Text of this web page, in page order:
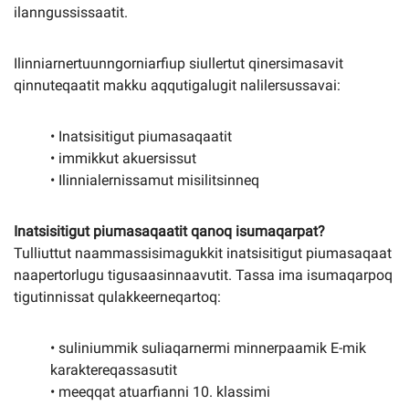
ilanngussissaatit.
Ilinniarnertuunngorniarfiup siullertut qinersimasavit
qinnuteqaatit makku aqqutigalugit nalilersussavai:
• Inatsisitigut piumasaqaatit
• immikkut akuersissut
• Ilinnialernissamut misilitsinneq
Inatsisitigut piumasaqaatit qanoq isumaqarpat?
Tulliuttut naammassisimagukkit inatsisitigut piumasaqaat
naapertorlugu tigusaasinnaavutit. Tassa ima isumaqarpoq
tigutinnissat qulakkeerneqartoq:
• suliniummik suliaqarnermi minnerpaamik E-mik
karaktereqassasutit
• meeqqat atuarfianni 10. klassimi